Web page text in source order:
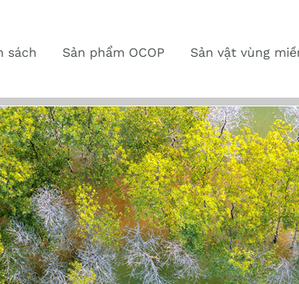
sách Sản phẩm OCOP Sản vật vùng